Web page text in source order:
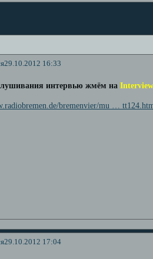
29.10.2012 16:33
интервью жмём на
bremenvier/mu …
29.10.2012 17:04